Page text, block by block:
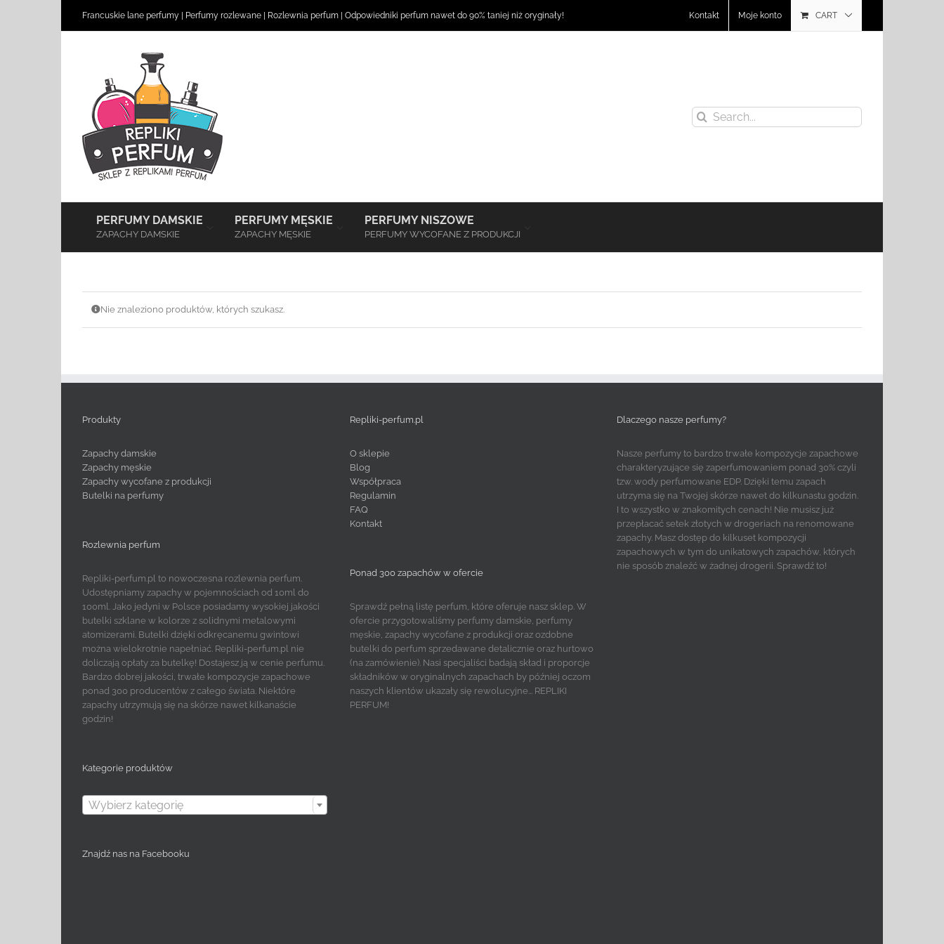
Francuskie lane perfumy Perfumy rozlewane Rozlewnia perfum Odpowiedniki perfum nawet do 90% taniej niż oryginały! Kontakt Moje konto CART
Search
for:
PERFUMY DAMSKIE
ZAPACHY DAMSKIE
PERFUMY MĘSKIE
ZAPACHY MĘSKIE
PERFUMY NISZOWE
PERFUMY WYCOFANE Z PRODUKCJI
Nie znaleziono produktów, których szukasz.
Produkty
Zapachy damskie
Zapachy męskie
Zapachy wycofane z produkcji
Butelki na perfumy
Rozlewnia perfum
Repliki-perfum.pl to nowoczesna rozlewnia perfum.
Udostępniamy zapachy w pojemnościach od 10ml do
100ml. Jako jedyni w Polsce posiadamy wysokiej jakości
butelki szklane w kolorze z solidnymi metalowymi
atomizerami. Butelki dzięki odkręcanemu gwintowi
można wielokrotnie napełniać. Repliki-perfum.pl nie
doliczają opłaty za butelkę! Dostajesz ją w cenie perfumu.
Bardzo dobrej jakości, trwałe kompozycje zapachowe
ponad 300 producentów z całego świata. Niektóre
zapachy utrzymują się na skórze nawet kilkanaście
godzin!
Kategorie produktów

Wybierz kategorię
Znajdź nas na Facebooku
Repliki-perfum.pl
O sklepie
Blog
Współpraca
Regulamin
FAQ
Kontakt
Ponad 300 zapachów w ofercie
Sprawdź pełną listę perfum, które oferuje nasz sklep. W
ofercie przygotowaliśmy perfumy damskie, perfumy
męskie, zapachy wycofane z produkcji oraz ozdobne
butelki do perfum sprzedawane detalicznie oraz hurtowo
(na zamówienie). Nasi specjaliści badają skład i proporcje
składników w oryginalnych zapachach by później oczom
naszych klientów ukazały się rewolucyjne... REPLIKI
PERFUM!
Dlaczego nasze perfumy?
Nasze perfumy to bardzo trwałe kompozycje zapachowe
charakteryzujące się zaperfumowaniem ponad 30% czyli
tzw. wody perfumowane EDP. Dzięki temu zapach
utrzyma się na Twojej skórze nawet do kilkunastu godzin.
I to wszystko w znakomitych cenach! Nie musisz już
przepłacać setek złotych w drogeriach na renomowane
zapachy. Masz dostęp do kilkuset kompozycji
zapachowych w tym do unikatowych zapachów, których
nie sposób znaleźć w żadnej drogerii. Sprawdź to!